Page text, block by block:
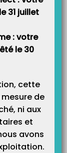
31 juillet
: votre
le 30
cette
de
ni aux
et
avons